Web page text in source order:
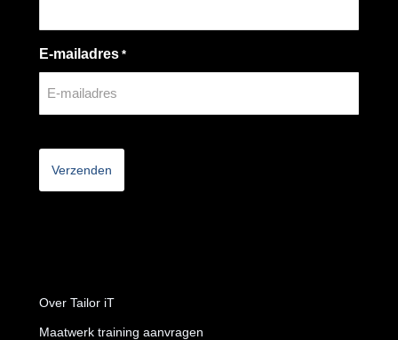
Over Tailor iT
Maatwerk training aanvragen
E-mailadres *